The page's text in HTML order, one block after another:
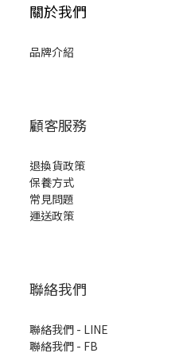
關於我們
品牌介紹
顧客服務
退換貨政策
保養方式
常見問題
運送政策
聯絡我們
聯絡我們 - LINE
聯絡我們 - FB